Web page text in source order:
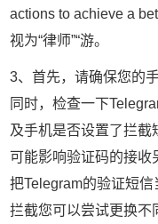
actions to achieve a
视为“律师”“游。
3、首先，请确保您的
同时，检查一下
及手机是否设置了拦
可能影响验证码的接
把Telegram的验证短
拦截您可以尝试更换不